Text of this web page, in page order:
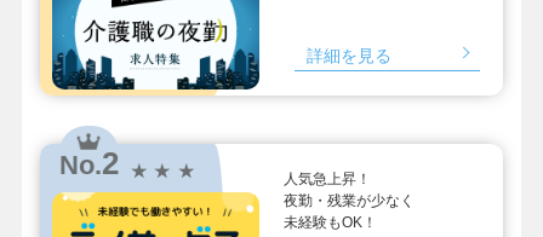
詳細を見る
No.2 ★ ★ ★
人気急上昇！
夜勤・残業が少なく
未経験もOK！